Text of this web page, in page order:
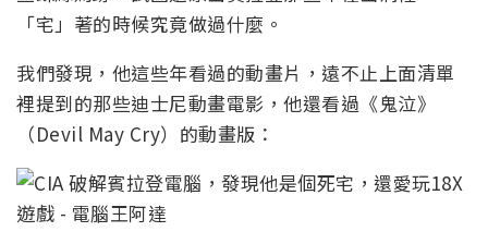
「宅」著的時候究竟做過什麼。
我們發現，他這些年看過的動畫片，遠不止上面清單
裡提到的那些迪士尼動畫電影，他還看過《鬼泣》
（Devil May Cry）的動畫版：